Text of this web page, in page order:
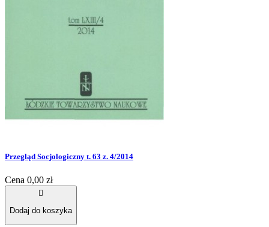
Przegląd Socjologiczny t. 63 z. 4/2014
Cena 0,00 zł

Dodaj do koszyka